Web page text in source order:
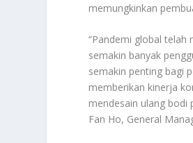
memungkinkan
“Pandemi global
semakin banyak
semakin penting bagi
memberikan kinerja
mendesain ulang bodi
Fan Ho, General